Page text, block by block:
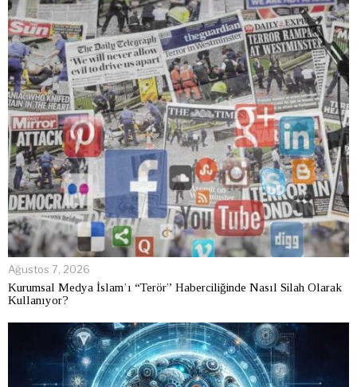
Ağustos 7, 2026
Kurumsal Medya İslam’ı “Terör” Haberciliğinde Nasıl Silah Olarak
Kullanıyor?